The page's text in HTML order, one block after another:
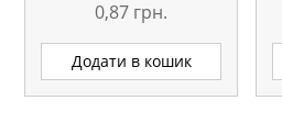
0,87 грн.
Додати в кошик